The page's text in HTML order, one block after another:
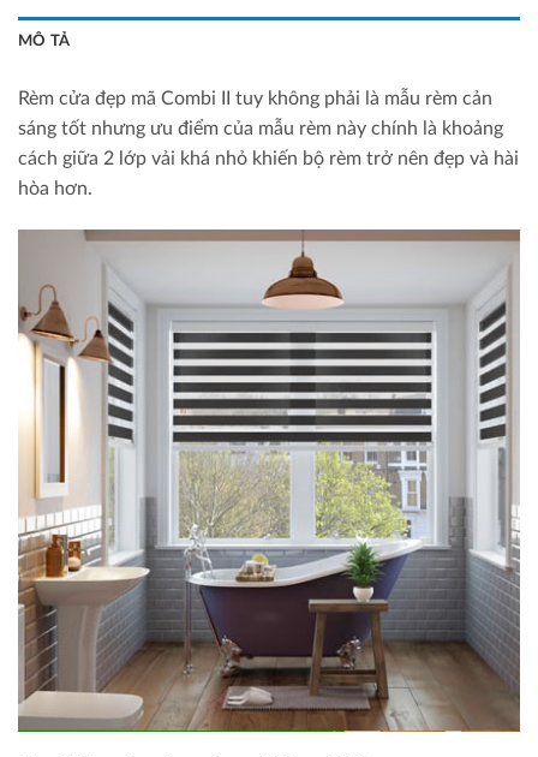
MÔ TẢ
Rèm cửa đẹp mã Combi II tuy không phải là mẫu rèm cản
sáng tốt nhưng ưu điểm của mẫu rèm này chính là khoảng
cách giữa 2 lớp vải khá nhỏ khiến bộ rèm trở nên đẹp và hài
hòa hơn.